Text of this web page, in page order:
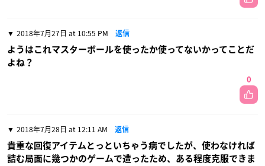
2018年7月27日 at 10:55 PM 返信
ようはこれマスターボールを使ったか使ってないかってことだ
よね？
0
2018年7月28日 at 12:11 AM 返信
貴重な回復アイテムとっといちゃう病でしたが、使わなければ
詰む局面に幾つかのゲームで遭ったため、ある程度克服できま